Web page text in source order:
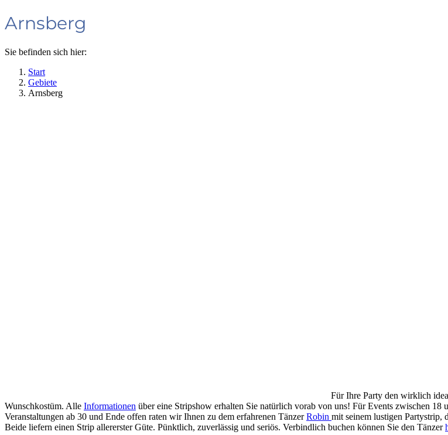
Arnsberg
Sie befinden sich hier:
Start
Gebiete
Arnsberg
Für Ihre Party den wirklich
Wunschkostüm. Alle Informationen über eine Stripshow erhalten Sie natürlich vorab von uns! Für Events zwischen 18
Veranstaltungen ab 30 und Ende offen raten wir Ihnen zu dem erfahrenen TänzerRobin mit seinem lustigen Partystrip,
Beide liefern einen Strip allererster Güte. Pünktlich, zuverlässig und seriös. Verbindlich buchen können Sie den Tänzer